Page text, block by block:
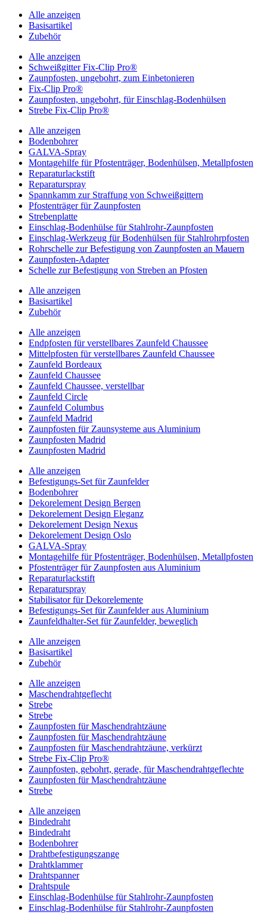
Alle anzeigen
Basisartikel
Zubehör
Alle anzeigen
Schweißgitter Fix-Clip Pro®
Zaunpfosten, ungebohrt, zum Einbetonieren
Fix-Clip Pro®
Zaunpfosten, ungebohrt, für Einschlag-Bodenhülsen
Strebe Fix-Clip Pro®
Alle anzeigen
Bodenbohrer
GALVA-Spray
Montagehilfe für Pfostenträger, Bodenhülsen, Metallpfosten
Reparaturlackstift
Reparaturspray
Spannkamm zur Straffung von Schweißgittern
Pfostenträger für Zaunpfosten
Strebenplatte
Einschlag-Bodenhülse für Stahlrohr-Zaunpfosten
Einschlag-Werkzeug für Bodenhülsen für Stahlrohrpfosten
Rohrschelle zur Befestigung von Zaunpfosten an Mauern
Zaunpfosten-Adapter
Schelle zur Befestigung von Streben an Pfosten
Alle anzeigen
Basisartikel
Zubehör
Alle anzeigen
Endpfosten für verstellbares Zaunfeld Chaussee
Mittelpfosten für verstellbares Zaunfeld Chaussee
Zaunfeld Bordeaux
Zaunfeld Chaussee
Zaunfeld Chaussee, verstellbar
Zaunfeld Circle
Zaunfeld Columbus
Zaunfeld Madrid
Zaunpfosten für Zaunsysteme aus Aluminium
Zaunpfosten Madrid
Zaunpfosten Madrid
Alle anzeigen
Befestigungs-Set für Zaunfelder
Bodenbohrer
Dekorelement Design Bergen
Dekorelement Design Eleganz
Dekorelement Design Nexus
Dekorelement Design Oslo
GALVA-Spray
Montagehilfe für Pfostenträger, Bodenhülsen, Metallpfosten
Pfostenträger für Zaunpfosten aus Aluminium
Reparaturlackstift
Reparaturspray
Stabilisator für Dekorelemente
Befestigungs-Set für Zaunfelder aus Aluminium
Zaunfeldhalter-Set für Zaunfelder, beweglich
Alle anzeigen
Basisartikel
Zubehör
Alle anzeigen
Maschendrahtgeflecht
Strebe
Strebe
Zaunpfosten für Maschendrahtzäune
Zaunpfosten für Maschendrahtzäune
Zaunpfosten für Maschendrahtzäune, verkürzt
Strebe Fix-Clip Pro®
Zaunpfosten, gebohrt, gerade, für Maschendrahtgeflechte
Zaunpfosten für Maschendrahtzäune
Strebe
Alle anzeigen
Bindedraht
Bindedraht
Bodenbohrer
Drahtbefestigungszange
Drahtklammer
Drahtspanner
Drahtspule
Einschlag-Bodenhülse für Stahlrohr-Zaunpfosten
Einschlag-Bodenhülse für Stahlrohr-Zaunpfosten